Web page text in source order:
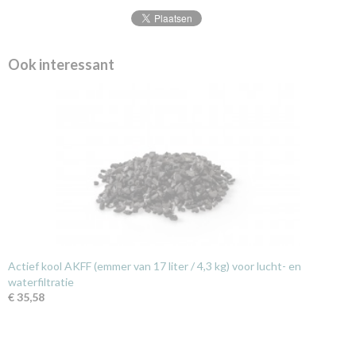
Ook interessant
Actief kool AKFF (emmer van 17 liter / 4,3 kg) voor lucht- en
waterfiltratie
€ 35,58